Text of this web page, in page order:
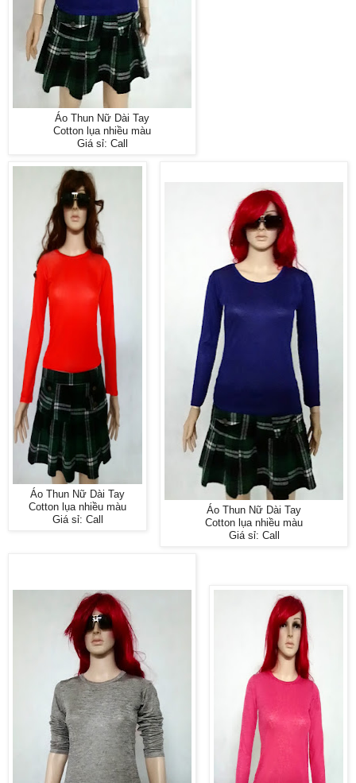
Áo Thun Nữ Dài Tay
Cotton lụa nhiều màu
Giá sỉ: Call
Áo Thun Nữ Dài Tay
Cotton lụa nhiều màu
Giá sỉ: Call
Áo Thun Nữ Dài Tay
Cotton lụa nhiều màu
Giá sỉ: Call